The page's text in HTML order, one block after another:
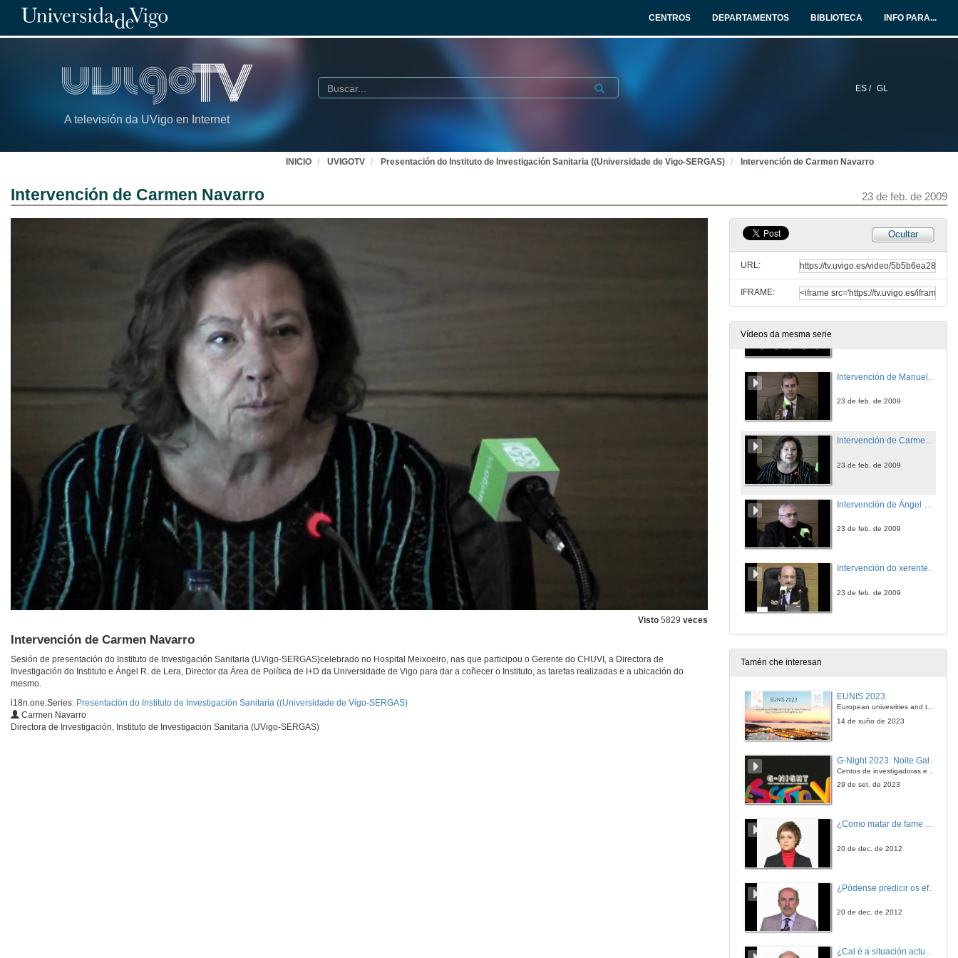
CENTROS DEPARTAMENTOS BIBLIOTECA INFO PARA...
A televisión da UVigo en Internet
ES / GL
Buscar Submit
INICIO UVIGOTV Presentación do Instituto de Investigación Sanitaria ((Universidade de Vigo-SERGAS) Intervención de Carmen Navarro
Intervención de Carmen Navarro 23 de feb. de 2009
Visto 5829 veces
Intervención de Carmen Navarro
Sesión de presentación do Instituto de Investigación Sanitaria (UVigo-SERGAS)celebrado no Hospital Meixoeiro, nas que participou o Gerente do CHUVI, a Directora de
Investigación do Instituto e Ángel R. de Lera, Director da Área de Política de I+D da Universidade de Vigo para dar a coñecer o Instituto, as tarefas realizadas e a ubicación do
mesmo.
i18n.one.Series: Presentación do Instituto de Investigación Sanitaria ((Universidade de Vigo-SERGAS)
Carmen Navarro
Directora de Investigación, Instituto de Investigación Sanitaria (UVigo-SERGAS)
Ocultar
URL:
IFRAME:
Vídeos da mesma serie
23 de feb. de 2009
Intervención de Carmen Navarro
23 de feb. de 2009
23 de feb. de 2009
Intervención do xerente do CHUVI
23 de feb. de 2009
Tamén che interesan
EUNIS 2023
European univesrities and the digital transformation: challenges and opportunities ahead
14 de xuño de 2023
Centos de investigadoras e investigadores, decenas de actividades e sete cidades
29 de set. de 2023
¿Como matar de fame as bacterias?
20 de dec. de 2012
¿Pódense predicir os efectos polo achegamento á Terra dos asteroides?
20 de dec. de 2012
¿Cal é a situación actual do consumo cinematográfico?